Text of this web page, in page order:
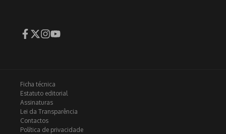
Ficha técnica
Estatuto editorial
Assinaturas
Lei da Transparência
Contactos
Política de privacidade